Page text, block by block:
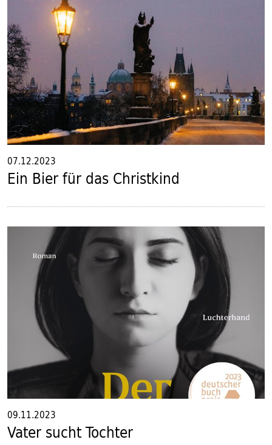
07.12.2023
Ein Bier für das Christkind
09.11.2023
Vater sucht Tochter